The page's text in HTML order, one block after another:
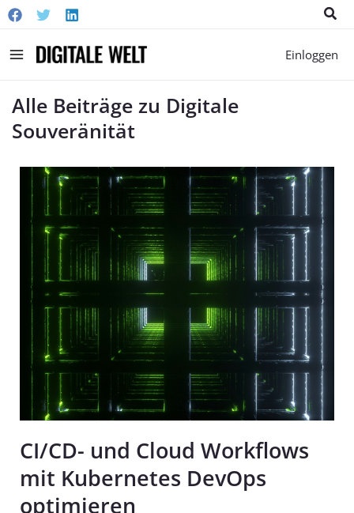
Main
Einloggen
Alle Beiträge zu Digitale
Souveränität
CI/CD- und Cloud Workflows
mit Kubernetes DevOps
optimieren